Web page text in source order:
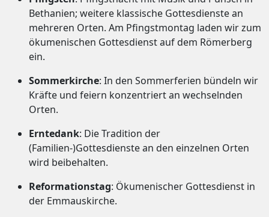
Bethanien; weitere klassische Gottesdienste an
mehreren Orten. Am Pfingstmontag laden wir zum
ökumenischen Gottesdienst auf dem Römerberg
ein.
Sommerkirche: In den Sommerferien bündeln wir
Kräfte und feiern konzentriert an wechselnden
Orten.
Erntedank: Die Tradition der
(Familien-)Gottesdienste an den einzelnen Orten
wird beibehalten.
Reformationstag: Ökumenischer Gottesdienst in
der Emmauskirche.